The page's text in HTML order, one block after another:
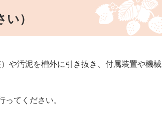
）
や汚泥を槽外に引き抜き、付属装置や機械
てください。